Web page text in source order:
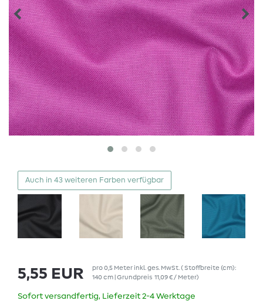
Auch in 43 weiteren Farben verfügbar
5,55 EUR pro0,5 Meterinkl. ges. MwSt. ( Stoffbreite (cm):
140 cm | Grundpreis 11,09 € / Meter)
Sofort versandfertig, Lieferzeit 2-4 Werktage